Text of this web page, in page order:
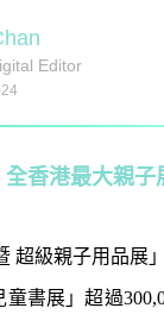
Editor
香港最大親子
超級親子用品展
童書展」超過